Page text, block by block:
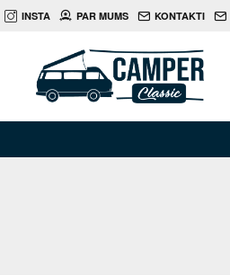
INSTA PAR MUMS KONTAKTI